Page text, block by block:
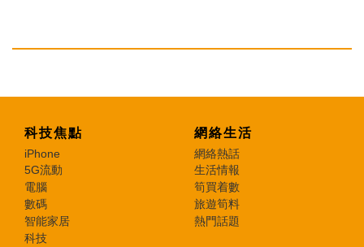
科技焦點
iPhone
5G流動
電腦
數碼
智能家居
科技
網絡生活
網絡熱話
生活情報
筍買着數
旅遊筍料
熱門話題